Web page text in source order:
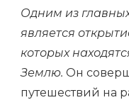
Одним из
является
которых
Землю. Он
путешествий на